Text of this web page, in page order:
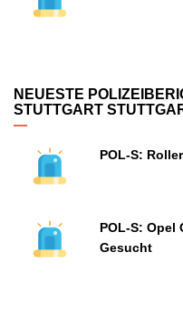
NEUESTE
STUTTGART
POL-S:
POL-S: Opel
Gesucht